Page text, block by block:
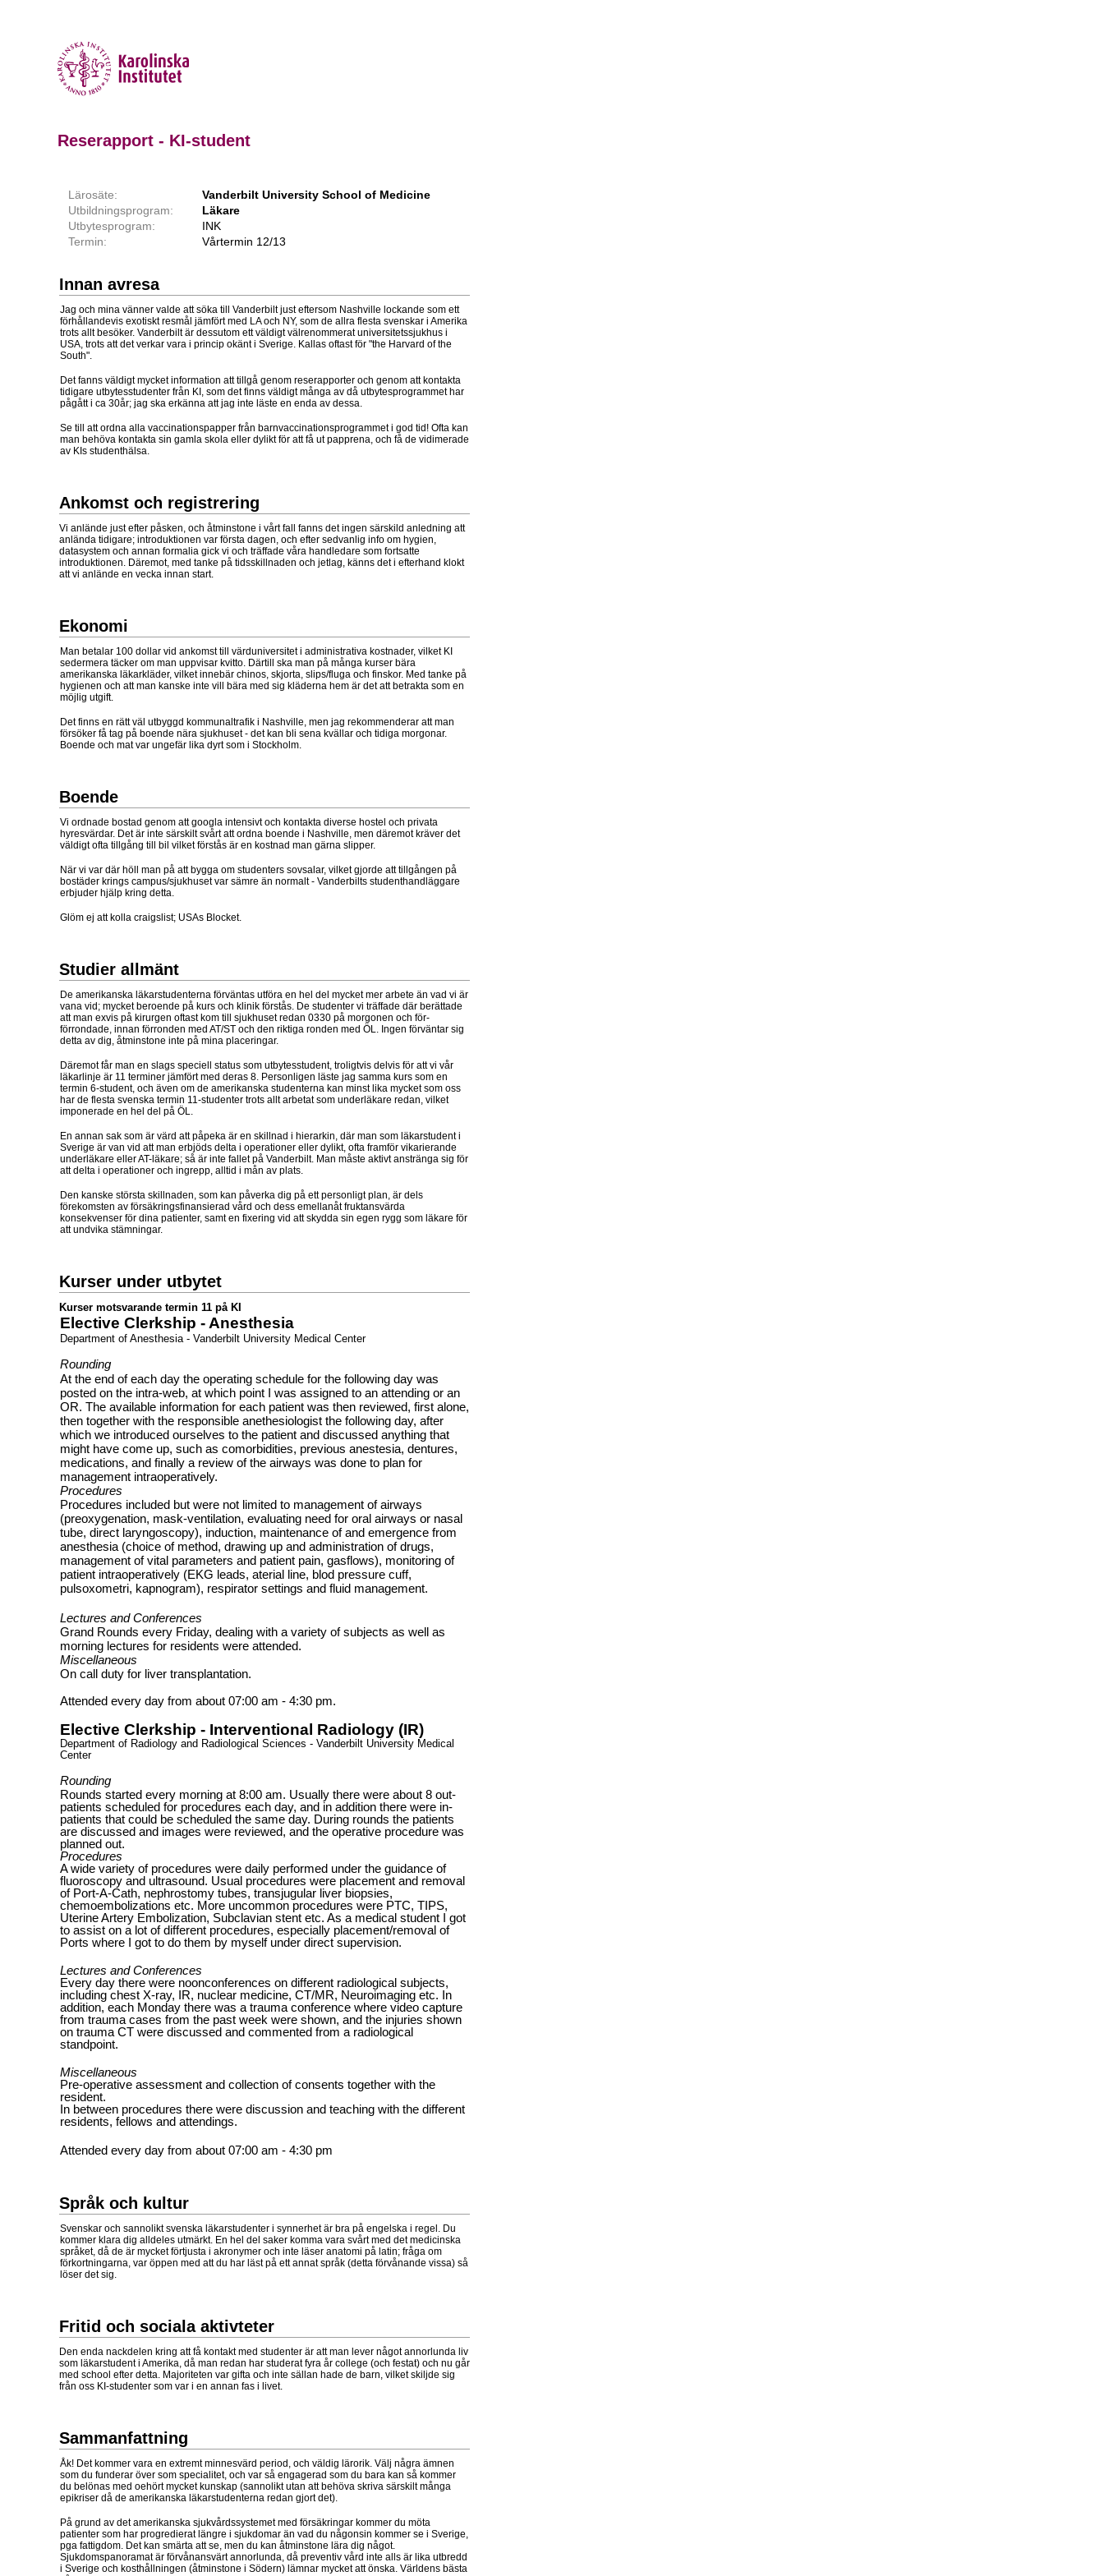
Reserapport - KI-student
Lärosäte:
Vanderbilt University School of Medicine
Utbildningsprogram:
Läkare
Utbytesprogram:
INK
Termin:
Vårtermin 12/13
Innan avresa
Jag och mina vänner valde att söka till Vanderbilt just eftersom Nashville lockande som ett
förhållandevis exotiskt resmål jämfört med LA och NY, som de allra flesta svenskar i Amerika
trots allt besöker. Vanderbilt är dessutom ett väldigt välrenommerat universitetssjukhus i
USA, trots att det verkar vara i princip okänt i Sverige. Kallas oftast för "the Harvard of the
South".
Det fanns väldigt mycket information att tillgå genom reserapporter och genom att kontakta
tidigare utbytesstudenter från KI, som det finns väldigt många av då utbytesprogrammet har
pågått i ca 30år; jag ska erkänna att jag inte läste en enda av dessa.
Se till att ordna alla vaccinationspapper från barnvaccinationsprogrammet i god tid! Ofta kan
man behöva kontakta sin gamla skola eller dylikt för att få ut papprena, och få de vidimerade
av KIs studenthälsa.
Ankomst och registrering
Vi anlände just efter påsken, och åtminstone i vårt fall fanns det ingen särskild anledning att
anlända tidigare; introduktionen var första dagen, och efter sedvanlig info om hygien,
datasystem och annan formalia gick vi och träffade våra handledare som fortsatte
introduktionen. Däremot, med tanke på tidsskillnaden och jetlag, känns det i efterhand klokt
att vi anlände en vecka innan start.
Ekonomi
Man betalar 100 dollar vid ankomst till värduniversitet i administrativa kostnader, vilket KI
sedermera täcker om man uppvisar kvitto. Därtill ska man på många kurser bära
amerikanska läkarkläder, vilket innebär chinos, skjorta, slips/fluga och finskor. Med tanke på
hygienen och att man kanske inte vill bära med sig kläderna hem är det att betrakta som en
möjlig utgift.
Det finns en rätt väl utbyggd kommunaltrafik i Nashville, men jag rekommenderar att man
försöker få tag på boende nära sjukhuset - det kan bli sena kvällar och tidiga morgonar.
Boende och mat var ungefär lika dyrt som i Stockholm.
Boende
Vi ordnade bostad genom att googla intensivt och kontakta diverse hostel och privata
hyresvärdar. Det är inte särskilt svårt att ordna boende i Nashville, men däremot kräver det
väldigt ofta tillgång till bil vilket förstås är en kostnad man gärna slipper.
När vi var där höll man på att bygga om studenters sovsalar, vilket gjorde att tillgången på
bostäder krings campus/sjukhuset var sämre än normalt - Vanderbilts studenthandläggare
erbjuder hjälp kring detta.
Glöm ej att kolla craigslist; USAs Blocket.
Studier allmänt
De amerikanska läkarstudenterna förväntas utföra en hel del mycket mer arbete än vad vi är
vana vid; mycket beroende på kurs och klinik förstås. De studenter vi träffade där berättade
att man exvis på kirurgen oftast kom till sjukhuset redan 0330 på morgonen och för-
förrondade, innan förronden med AT/ST och den riktiga ronden med ÖL. Ingen förväntar sig
detta av dig, åtminstone inte på mina placeringar.
Däremot får man en slags speciell status som utbytesstudent, troligtvis delvis för att vi vår
läkarlinje är 11 terminer jämfört med deras 8. Personligen läste jag samma kurs som en
termin 6-student, och även om de amerikanska studenterna kan minst lika mycket som oss
har de flesta svenska termin 11-studenter trots allt arbetat som underläkare redan, vilket
imponerade en hel del på ÖL.
En annan sak som är värd att påpeka är en skillnad i hierarkin, där man som läkarstudent i
Sverige är van vid att man erbjöds delta i operationer eller dylikt, ofta framför vikarierande
underläkare eller AT-läkare; så är inte fallet på Vanderbilt. Man måste aktivt anstränga sig för
att delta i operationer och ingrepp, alltid i mån av plats.
Den kanske största skillnaden, som kan påverka dig på ett personligt plan, är dels
förekomsten av försäkringsfinansierad vård och dess emellanåt fruktansvärda
konsekvenser för dina patienter, samt en fixering vid att skydda sin egen rygg som läkare för
att undvika stämningar.
Kurser under utbytet
Kurser motsvarande termin 11 på KI
Elective Clerkship - Anesthesia
Department of Anesthesia - Vanderbilt University Medical Center
Rounding
At the end of each day the operating schedule for the following day was
posted on the intra-web, at which point I was assigned to an attending or an
OR. The available information for each patient was then reviewed, first alone,
then together with the responsible anethesiologist the following day, after
which we introduced ourselves to the patient and discussed anything that
might have come up, such as comorbidities, previous anestesia, dentures,
medications, and finally a review of the airways was done to plan for
management intraoperatively.
Procedures
Procedures included but were not limited to management of airways
(preoxygenation, mask-ventilation, evaluating need for oral airways or nasal
tube, direct laryngoscopy), induction, maintenance of and emergence from
anesthesia (choice of method, drawing up and administration of drugs,
management of vital parameters and patient pain, gasflows), monitoring of
patient intraoperatively (EKG leads, aterial line, blod pressure cuff,
pulsoxometri, kapnogram), respirator settings and fluid management.
Lectures and Conferences
Grand Rounds every Friday, dealing with a variety of subjects as well as
morning lectures for residents were attended.
Miscellaneous
On call duty for liver transplantation.
Attended every day from about 07:00 am - 4:30 pm.
Elective Clerkship - Interventional Radiology (IR)
Department of Radiology and Radiological Sciences - Vanderbilt University Medical
Center
Rounding
Rounds started every morning at 8:00 am. Usually there were about 8 out-
patients scheduled for procedures each day, and in addition there were in-
patients that could be scheduled the same day. During rounds the patients
are discussed and images were reviewed, and the operative procedure was
planned out.
Procedures
A wide variety of procedures were daily performed under the guidance of
fluoroscopy and ultrasound. Usual procedures were placement and removal
of Port-A-Cath, nephrostomy tubes, transjugular liver biopsies,
chemoembolizations etc. More uncommon procedures were PTC, TIPS,
Uterine Artery Embolization, Subclavian stent etc. As a medical student I got
to assist on a lot of different procedures, especially placement/removal of
Ports where I got to do them by myself under direct supervision.
Lectures and Conferences
Every day there were noonconferences on different radiological subjects,
including chest X-ray, IR, nuclear medicine, CT/MR, Neuroimaging etc. In
addition, each Monday there was a trauma conference where video capture
from trauma cases from the past week were shown, and the injuries shown
on trauma CT were discussed and commented from a radiological
standpoint.
Miscellaneous
Pre-operative assessment and collection of consents together with the
resident.
In between procedures there were discussion and teaching with the different
residents, fellows and attendings.
Attended every day from about 07:00 am - 4:30 pm
Språk och kultur
Svenskar och sannolikt svenska läkarstudenter i synnerhet är bra på engelska i regel. Du
kommer klara dig alldeles utmärkt. En hel del saker komma vara svårt med det medicinska
språket, då de är mycket förtjusta i akronymer och inte läser anatomi på latin; fråga om
förkortningarna, var öppen med att du har läst på ett annat språk (detta förvånande vissa) så
löser det sig.
Fritid och sociala aktivteter
Den enda nackdelen kring att få kontakt med studenter är att man lever något annorlunda liv
som läkarstudent i Amerika, då man redan har studerat fyra år college (och festat) och nu går
med school efter detta. Majoriteten var gifta och inte sällan hade de barn, vilket skiljde sig
från oss KI-studenter som var i en annan fas i livet.
Sammanfattning
Åk! Det kommer vara en extremt minnesvärd period, och väldig lärorik. Välj några ämnen
som du funderar över som specialitet, och var så engagerad som du bara kan så kommer
du belönas med oehört mycket kunskap (sannolikt utan att behöva skriva särskilt många
epikriser då de amerikanska läkarstudenterna redan gjort det).
På grund av det amerikanska sjukvårdssystemet med försäkringar kommer du möta
patienter som har progredierat längre i sjukdomar än vad du någonsin kommer se i Sverige,
pga fattigdom. Det kan smärta att se, men du kan åtminstone lära dig något.
Sjukdomspanoramat är förvånansvärt annorlunda, då preventiv vård inte alls är lika utbredd
i Sverige och kosthållningen (åtminstone i Södern) lämnar mycket att önska. Världens bästa